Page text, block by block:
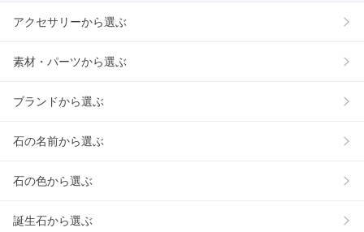
アクセサリーから選ぶ
素材・パーツから選ぶ
ブランドから選ぶ
石の名前から選ぶ
石の色から選ぶ
誕生石から選ぶ